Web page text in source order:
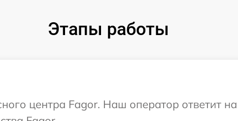
Этапы работы
центра Fagor. Наш оператор ответит